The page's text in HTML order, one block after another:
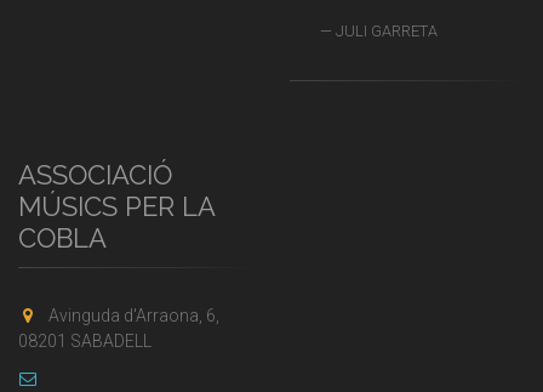
JULI GARRETA
ASSOCIACIÓ
MÚSICS PER LA
COBLA
Avinguda d'Arraona, 6,
08201 SABADELL